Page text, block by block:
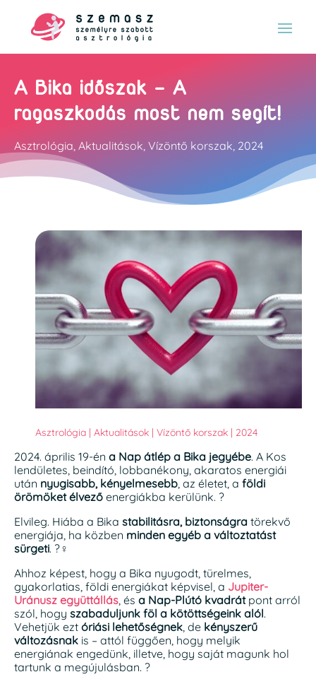
A Bika időszak – A
ragaszkodás most nem segít!
Asztrológia, Aktualitások, Vízöntő korszak, 2024
Asztrológia | Aktualitások | Vízöntő korszak | 2024
2024. április 19-én a Nap átlép a Bika jegyébe. A Kos
lendületes, beindító, lobbanékony, akaratos energiái
után nyugisabb, kényelmesebb, az életet, a földi
örömöket élvező energiákba kerülünk. ?
Elvileg. Hiába a Bika stabilitásra, biztonságra törekvő
energiája, ha közben minden egyéb a változtatást
sürgeti. ?‍♀️
Ahhoz képest, hogy a Bika nyugodt, türelmes,
gyakorlatias, földi energiákat képvisel, a Jupiter-
Uránusz együttállás, és a Nap-Plútó kvadrát pont arról
szól, hogy szabaduljunk föl a kötöttségeink alól.
Vehetjük ezt óriási lehetőségnek, de kényszerű
változásnak is – attól függően, hogy melyik
energiának engedünk, illetve, hogy saját magunk hol
tartunk a megújulásban. ?